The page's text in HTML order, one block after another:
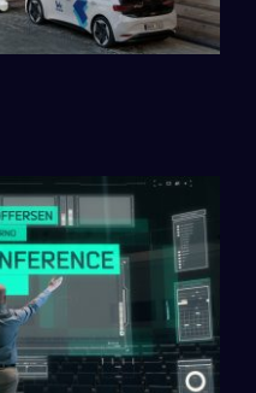
Republic